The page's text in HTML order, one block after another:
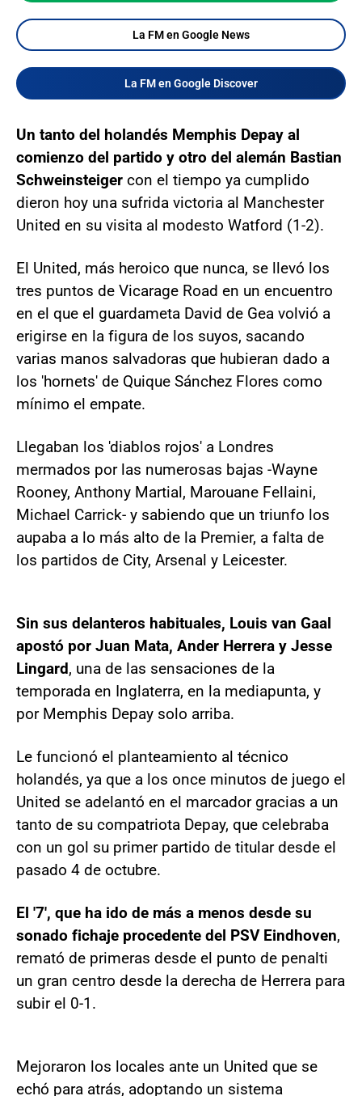
La FM en Google News
La FM en Google Discover
Un tanto del holandés Memphis Depay al
comienzo del partido y otro del alemán Bastian
Schweinsteiger con el tiempo ya cumplido
dieron hoy una sufrida victoria al Manchester
United en su visita al modesto Watford (1-2).
El United, más heroico que nunca, se llevó los
tres puntos de Vicarage Road en un encuentro
en el que el guardameta David de Gea volvió a
erigirse en la figura de los suyos, sacando
varias manos salvadoras que hubieran dado a
los 'hornets' de Quique Sánchez Flores como
mínimo el empate.
Llegaban los 'diablos rojos' a Londres
mermados por las numerosas bajas -Wayne
Rooney, Anthony Martial, Marouane Fellaini,
Michael Carrick- y sabiendo que un triunfo los
aupaba a lo más alto de la Premier, a falta de
los partidos de City, Arsenal y Leicester.
Sin sus delanteros habituales, Louis van Gaal
apostó por Juan Mata, Ander Herrera y Jesse
Lingard, una de las sensaciones de la
temporada en Inglaterra, en la mediapunta, y
por Memphis Depay solo arriba.
Le funcionó el planteamiento al técnico
holandés, ya que a los once minutos de juego el
United se adelantó en el marcador gracias a un
tanto de su compatriota Depay, que celebraba
con un gol su primer partido de titular desde el
pasado 4 de octubre.
El '7', que ha ido de más a menos desde su
sonado fichaje procedente del PSV Eindhoven,
remató de primeras desde el punto de penalti
un gran centro desde la derecha de Herrera para
subir el 0-1.
Mejoraron los locales ante un United que se
echó para atrás, adoptando un sistema